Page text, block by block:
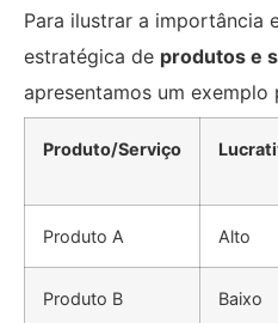
Para ilustrar a importância
estratégica de produtos e
apresentamos um exemplo
Produto/Serviço
Produto A Alto
Produto B Baixo